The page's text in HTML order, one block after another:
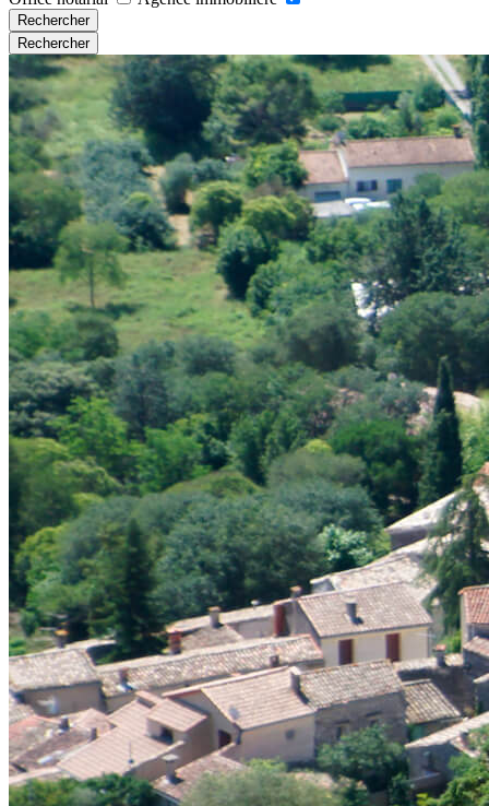
Rechercher
Rechercher